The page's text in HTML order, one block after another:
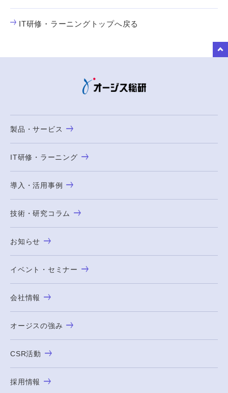
IT研修・ラーニングトップへ戻る
製品・サービス
IT研修・ラーニング
導入・活用事例
技術・研究コラム
お知らせ
イベント・セミナー
会社情報
オージスの強み
CSR活動
採用情報